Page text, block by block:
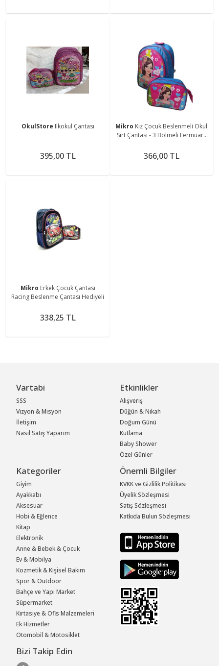
OkulStore Ilkokul Çantası
395,00 TL
Mikro Kız Çocuk Beslenmeli Okul
Sırt Çantası - 3 Bölmeli Fermuarlı
Hediyeli
366,00 TL
Mikro Erkek Çocuk Çantası
Racing Beslenme Çantası Hediyeli
338,25 TL
Vartabi
SSS
Vizyon & Misyon
İletişim
Nasıl Satış Yaparım
Etkinlikler
Alışveriş
Düğün & Nikah
Doğum Günü
Kutlama
Baby Shower
Özel Günler
Kategoriler
Giyim
Ayakkabı
Aksesuar
Hobi & Eğlence
Kitap
Elektronik
Anne & Bebek & Çocuk
Ev & Mobilya
Kozmetik & Kişisel Bakım
Spor & Outdoor
Bahçe ve Yapı Market
Süpermarket
Kırtasiye & Ofis Malzemeleri
Ek Hizmetler
Otomobil & Motosiklet
Önemli Bilgiler
KVKK ve Gizlilik Politikası
Üyelik Sözleşmesi
Satış Sözleşmesi
Katkıda Bulun Sözleşmesi
Bizi Takip Edin